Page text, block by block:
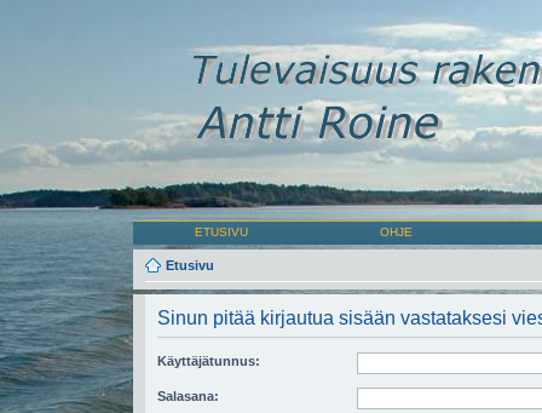
ETUSIVU OHJE
Etusivu
Sinun pitää kirjautua sisään vastataksesi
Käyttäjätunnus:
Salasana: